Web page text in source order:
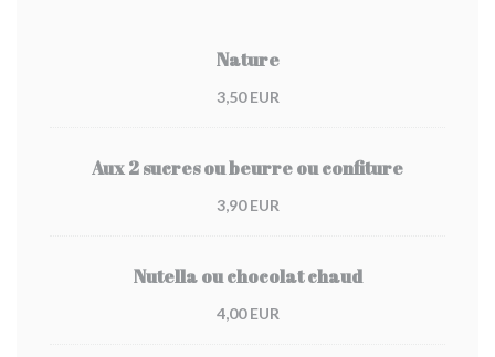
Nature
3,50 EUR
Aux 2 sucres ou beurre ou confiture
3,90 EUR
Nutella ou chocolat chaud
4,00 EUR